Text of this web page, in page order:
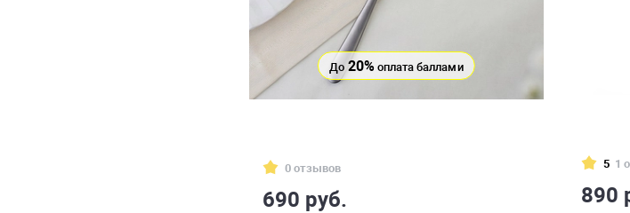
До 20% оплата баллами
0 отзывов
690 руб.
5 1
890